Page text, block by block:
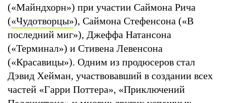
(«Майндхорн») при участии Саймона Рича
(«Чудотворцы»), Саймона Стефенсона («В
последний миг»), Джеффа Натансона
(«Терминал») и Стивена Левенсона
(«Красавицы»). Одним из продюсеров стал
Дэвид Хейман, участвовавший в создании всех
частей «Гарри Поттера», «Приключений